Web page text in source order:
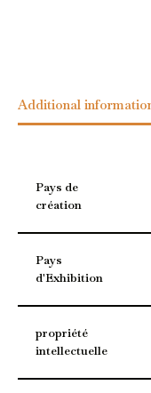
Additional
Pays de
création
Pays
d'Exhibition
propriété
intellectuelle